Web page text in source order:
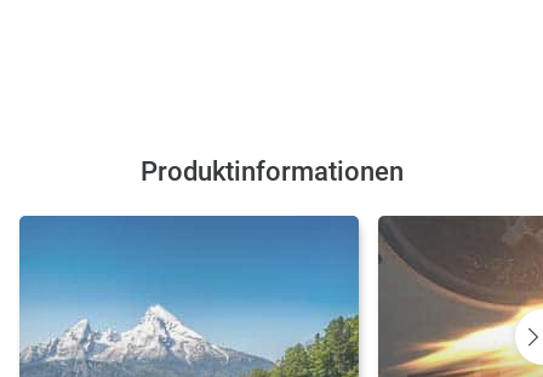
Produktinformationen